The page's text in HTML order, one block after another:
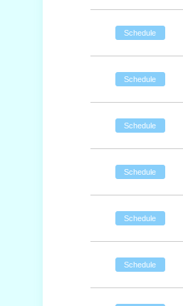
Schedule
Schedule
Schedule
Schedule
Schedule
Schedule